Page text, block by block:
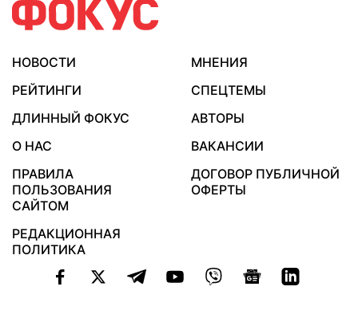
НОВОСТИ
МНЕНИЯ
РЕЙТИНГИ
СПЕЦТЕМЫ
ДЛИННЫЙ ФОКУС
АВТОРЫ
О НАС
ВАКАНСИИ
ПРАВИЛА
ПОЛЬЗОВАНИЯ
САЙТОМ
ДОГОВОР ПУБЛИЧНОЙ
ОФЕРТЫ
РЕДАКЦИОННАЯ
ПОЛИТИКА